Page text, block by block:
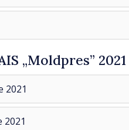
„Moldpres” 2021
2021
2021